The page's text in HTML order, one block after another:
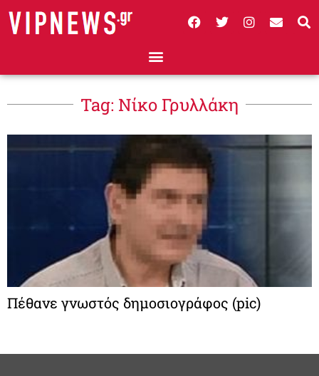
Tag: Νίκο Γρυλλάκη
Πέθανε γνωστός δημοσιογράφος (pic)